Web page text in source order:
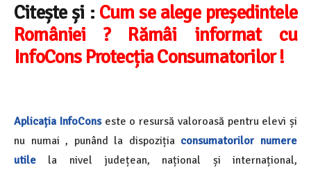
Citește și : Cum se alege președintele
României ? Rămâi informat cu
InfoCons Protecția Consumatorilor !
Aplicația InfoConseste o resursă valoroasă pentru elevi și
nu numai , punând la dispoziția consumatorilor numere
utile la nivel județean, național și internațional,